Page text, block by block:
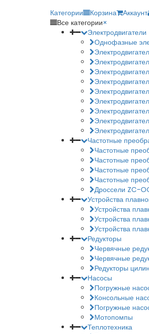
Категории Корзина Аккаунт
Все категории×
Электродвигатели
Однофазные
Частотные
Частотные
Частотные
Частотные
Частотные
Дроссели ZC-
Устройства
Устройства
Устройства
Устройства
Редукторы
Червячные
Червячные
Редукторы
Насосы
Погружные
Консольные
Погружные
Мотопомпы
Теплотехника